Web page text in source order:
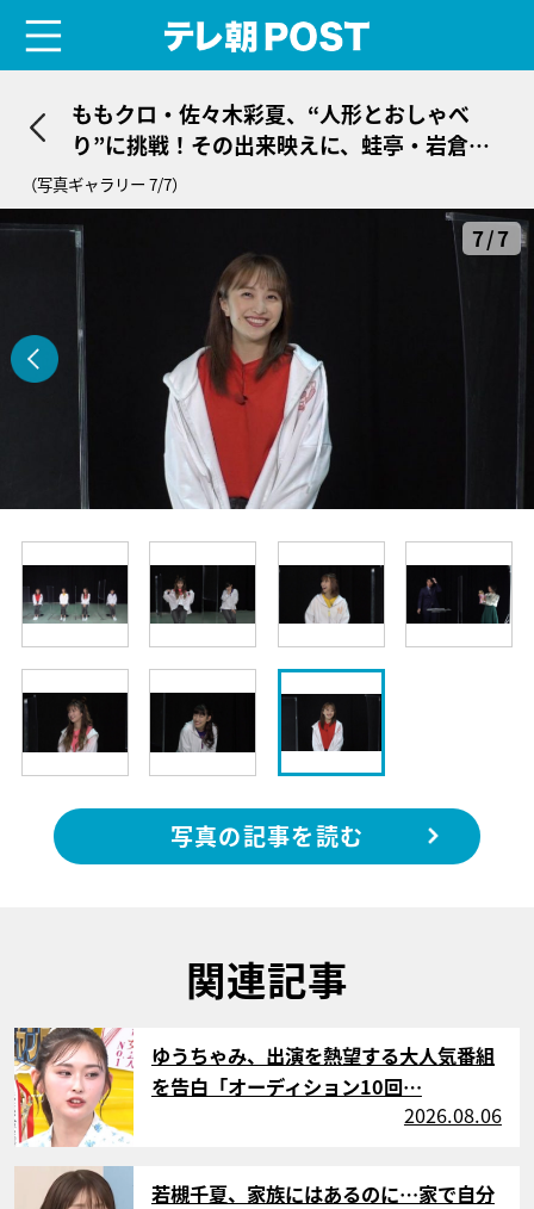
ももクロ・佐々木彩夏、“人形とおしゃべ
り”に挑戦！その出来映えに、蛙亭・岩倉美
里がジェラシー
（写真ギャラリー 7/7）
7/7
写真の記事を読む
関連記事
サムネイル
ゆうちゃみ、出演を熱望する大人気番組
を告白「オーディション10回…
2026.08.06
サムネイル
若槻千夏、家族にはあるのに…家で自分